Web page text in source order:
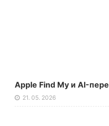
Apple Find My и AI-
21. 05. 2026